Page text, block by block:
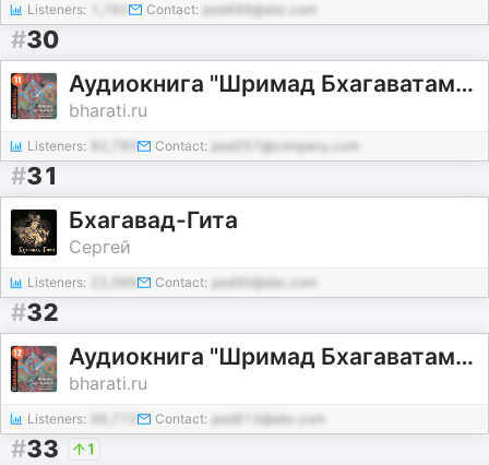
Listeners: Contact: pod496@abc.com
#30
Аудиокнига "Шримад Бхагаватам". Книга 11: "Исход"
bharati.ru
Listeners: Contact: pod257@company.com
#31
Бхагавад-Гита
Сергей
Listeners: Contact: pod30@abc.com
#32
Аудиокнига "Шримад Бхагаватам". Книга 12: "Откровение блаженного Шуки"
bharati.ru
Listeners: Contact: pod913@abc.com
#33 1